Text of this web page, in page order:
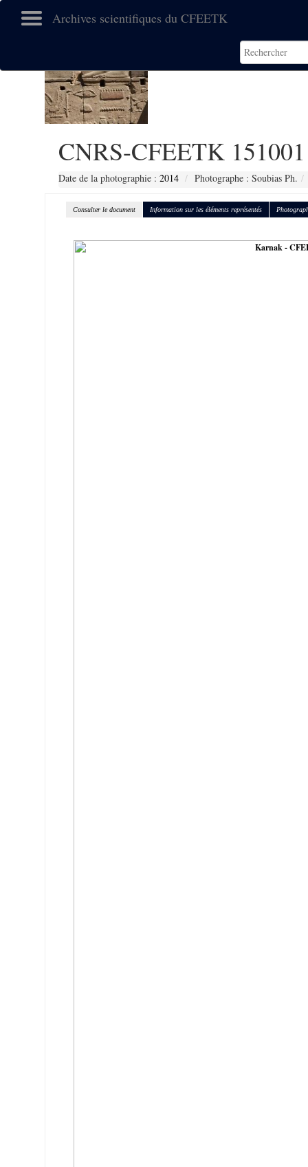
Archives scientifiques du CFEETK
CNRS-CFEETK 151001
Date de la photographie : 2014 Photographe : Soubias Ph.
Consulter le document Information sur les éléments représentés